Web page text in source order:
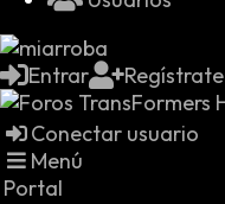
Entrar Regístrate
Conectar usuario
Menú
Portal